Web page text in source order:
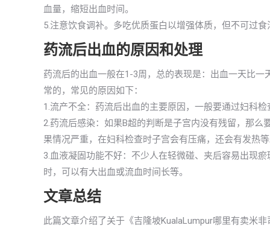
血量，缩短出血时间。
5.注意饮食调补。多吃优质蛋白以增强体质，但不可过
药流后出血的原因和处理
药流后的出血一般在1-3周，总的表现是：出血一天比
常的，常见的原因如下：
1.流产不全：药流后出血的主要原因，一般要通过妇科检
2.药流后感染：如果B超的判断是子宫内没有残留，那
果情况严重，在妇科检查时子宫会有压痛，还会有发热
3.血液凝固功能不好：不少人在轻微碰、夹后容易出现
时，可以有大出血或流血时间长等。
文章总结
此篇文章介绍了关于《吉隆坡KualaLumpur哪里有卖米